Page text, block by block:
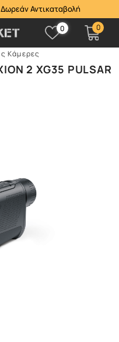
Αντικαταβολή
0 0
Κάμερες
2 XG35 PULSAR